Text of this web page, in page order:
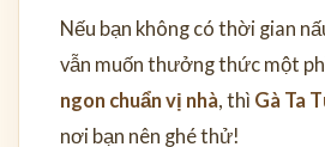
Nếu bạn không có thời gian
vẫn muốn thưởng thức một
ngon chuẩn vị nhà, thì Gà Ta
nơi bạn nên ghé thử!